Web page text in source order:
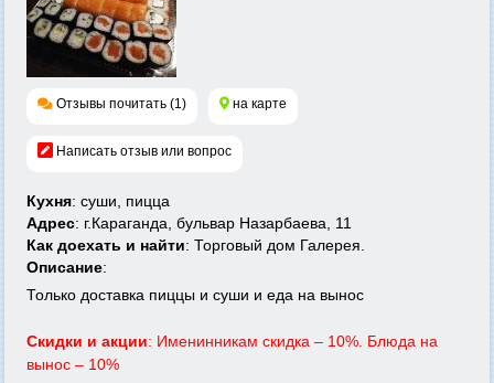
Отзывы почитать (1) на карте
Написать отзыв или вопрос
Кухня: суши, пицца
Адрес: г.Караганда, бульвар Назарбаева, 11
Как доехать и найти: Торговый дом Галерея.
Описание:
Только доставка пиццы и суши и еда на вынос
Скидки и акции: Именинникам скидка – 10%. Блюда на
вынос – 10%